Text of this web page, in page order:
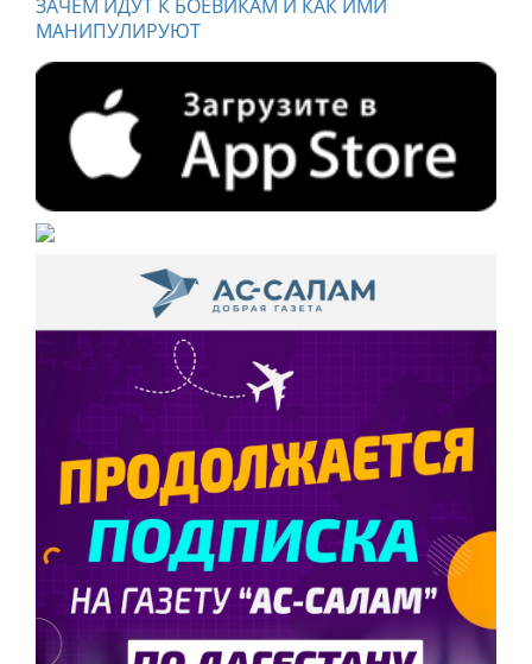
ЗАЧЕМ ИДУТ К БОЕВИКАМ И КАК ИМИ
МАНИПУЛИРУЮТ